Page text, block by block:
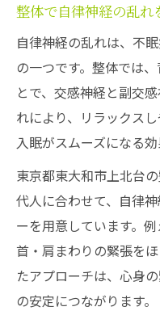
整体で自律神経の乱れ
自律神経の乱れは、不
の一つです。整体では
とで、交感神経と副交
れにより、リラックス
入眠がスムーズになる効
東京都東大和市上北台
代人に合わせて、自律
ーを用意しています。
首・肩まわりの緊張を
たアプローチは、心身
の安定につながります。